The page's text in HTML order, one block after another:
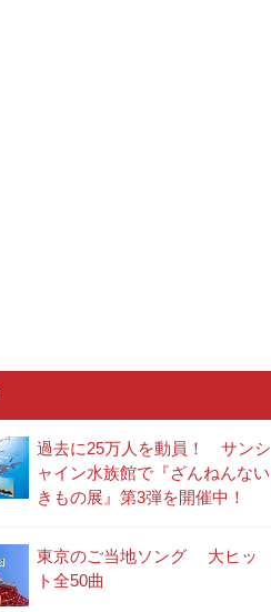
過去に25万人を動員！ サンシ
ャイン水族館で『ざんねんない
きもの展』第3弾を開催中！
東京のご当地ソング 大ヒッ
ト全50曲